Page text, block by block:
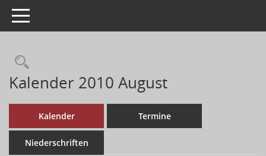
Toggle navigation
Kalender 2010 August
Kalender Termine
Niederschriften